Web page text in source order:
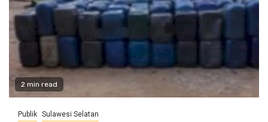
2 min read
Publik Sulawesi Selatan